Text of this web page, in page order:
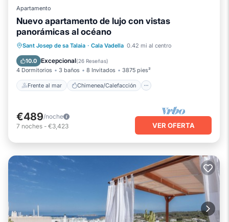
Apartamento
Nuevo apartamento de lujo con vistas
panorámicas al océano
Sant Josep de sa Talaia · Cala Vadella 0.42 mi al centro
10.0 Excepcional(26 Reseñas)
4 Dormitorios 3 baños 8 Invitados 3875 pies²
Frente al mar Chimenea/Calefacción
Frente al mar
Chimenea/Calefacción
Piscina
Vista al mar
€489/noche
7 noches - €3,423 VER OFERTA